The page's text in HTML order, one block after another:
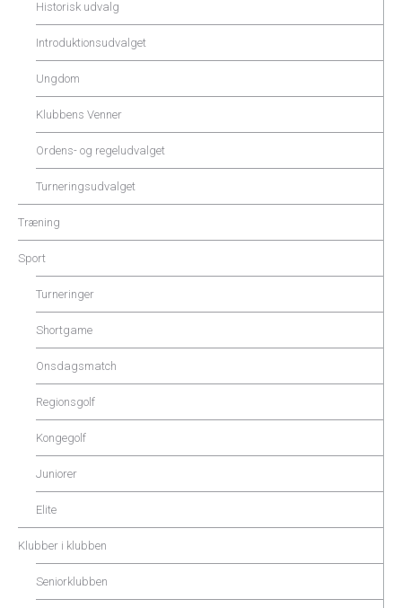
Historisk udvalg
Introduktionsudvalget
Ungdom
Klubbens Venner
Ordens- og regeludvalget
Turneringsudvalget
Træning
Sport
Turneringer
Shortgame
Onsdagsmatch
Regionsgolf
Kongegolf
Juniorer
Elite
Klubber i klubben
Seniorklubben